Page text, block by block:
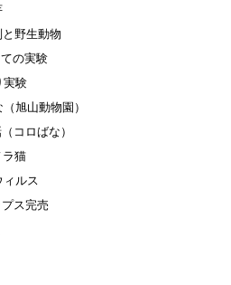
野生動物
の実験
験
旭山動物園）
コロばな）
猫
ルス
ス完売